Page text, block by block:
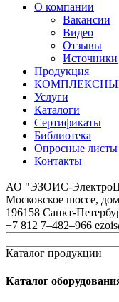
О компании
Вакансии
Видео
Отзывы
Источники
Продукция
Услуги
Каталоги
Сертификаты
Библиотека
Опросные листы
Контакты
АО "ЭЗОИС-
Московское шоссе,
196158 Санкт-
+7 812 7–482–966
Каталог продукции
Каталог